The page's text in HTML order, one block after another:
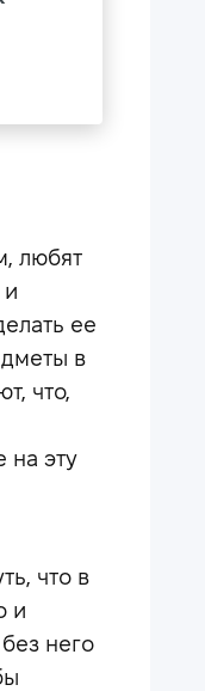
любят
и
ее
в
что,
на эту
что в
и
него